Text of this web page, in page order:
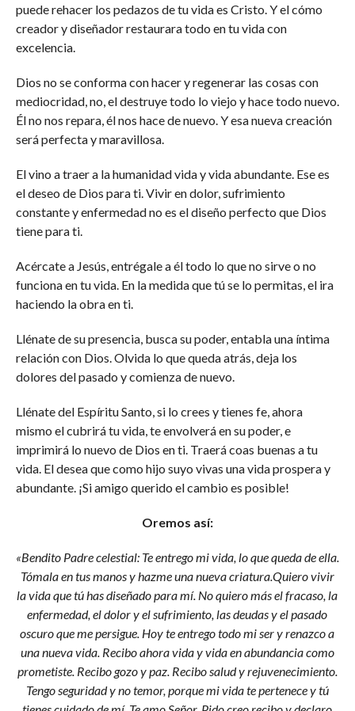
puede rehacer los pedazos de tu vida es Cristo. Y el cómo
creador y diseñador restaurara todo en tu vida con
excelencia.
Dios no se conforma con hacer y regenerar las cosas con
mediocridad, no, el destruye todo lo viejo y hace todo nuevo.
Él no nos repara, él nos hace de nuevo. Y esa nueva creación
será perfecta y maravillosa.
El vino a traer a la humanidad vida y vida abundante. Ese es
el deseo de Dios para ti. Vivir en dolor, sufrimiento
constante y enfermedad no es el diseño perfecto que Dios
tiene para ti.
Acércate a Jesús, entrégale a él todo lo que no sirve o no
funciona en tu vida. En la medida que tú se lo permitas, el ira
haciendo la obra en ti.
Llénate de su presencia, busca su poder, entabla una íntima
relación con Dios. Olvida lo que queda atrás, deja los
dolores del pasado y comienza de nuevo.
Llénate del Espíritu Santo, si lo crees y tienes fe, ahora
mismo el cubrirá tu vida, te envolverá en su poder, e
imprimirá lo nuevo de Dios en ti. Traerá coas buenas a tu
vida. El desea que como hijo suyo vivas una vida prospera y
abundante. ¡Si amigo querido el cambio es posible!
Oremos así:
«Bendito Padre celestial: Te entrego mi vida, lo que queda de ella.
Tómala en tus manos y hazme una nueva criatura.Quiero vivir
la vida que tú has diseñado para mí. No quiero más el fracaso, la
enfermedad, el dolor y el sufrimiento, las deudas y el pasado
oscuro que me persigue. Hoy te entrego todo mi ser y renazco a
una nueva vida. Recibo ahora vida y vida en abundancia como
prometiste. Recibo gozo y paz. Recibo salud y rejuvenecimiento.
Tengo seguridad y no temor, porque mi vida te pertenece y tú